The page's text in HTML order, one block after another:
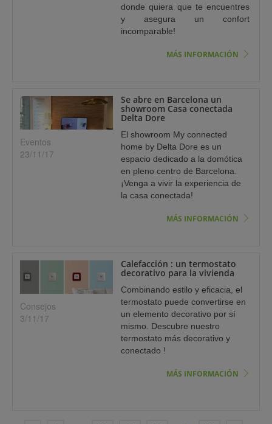
donde quiera que te encuentres
y asegura un confort
incomparable!
MÁS INFORMACIÓN
Eventos
23/11/17
Se abre en Barcelona un
showroom Casa conectada
Delta Dore
El showroom My connected
home by Delta Dore es un
espacio dedicado a la domótica
en pleno centro de Barcelona.
¡Venga a vivir la experiencia de
la casa conectada!
MÁS INFORMACIÓN
Consejos
3/11/17
Calefacción : un termostato
decorativo para la vivienda
Combinando estilo y eficacia, el
termostato puede convertirse en
un elemento decorativo por sí
mismo. Descubre nuestro
termostato más decorativo y
conectado !
MÁS INFORMACIÓN